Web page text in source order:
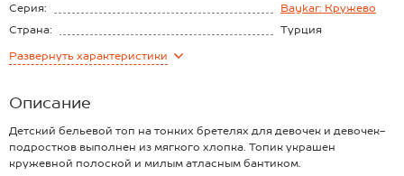
Серия:
Baykar: Кружево
Страна:
Турция
Состав:
Развернуть характеристики
Описание
Детский бельевой топ на тонких бретелях для девочек и девочек-
подростков выполнен из мягкого хлопка. Топик украшен
кружевной полоской и милым атласным бантиком.